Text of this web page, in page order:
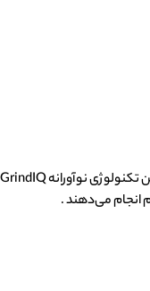
انجام می‌دهند .